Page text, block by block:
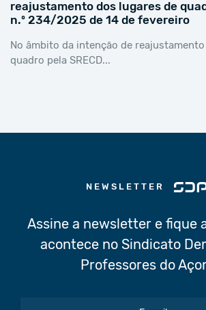
reajustamento dos lugares de
n.º 234/2025 de 14 de fevereiro
No âmbito da intenção de
quadro pela SRECD...
NEWSLETTER
Assine a newsletter e fique
acontece no Sindicato
Professores do